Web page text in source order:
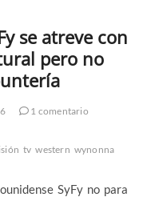
se atreve con
pero no
1 comentario
tv western wynonna
SyFy no para